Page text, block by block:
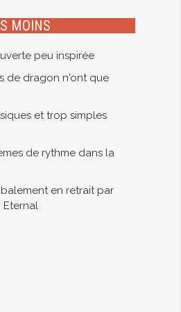
MOINS
peu inspirée
de dragon n'ont que
et trop simples
de rythme dans la
en retrait par
Eternal